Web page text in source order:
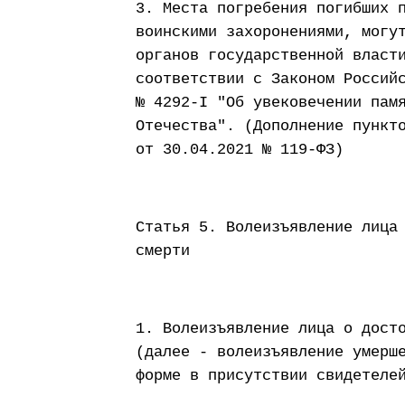
3. Места погребения погибших
воинскими захоронениями,
органов государственной
соответствии с Законом
№ 4292-I "Об увековечении
Отечества". (Дополнение
от 30.04.2021 № 119-ФЗ)
Статья 5. Волеизъявление
смерти
1. Волеизъявление лица о
(далее - волеизъявление
форме в присутствии